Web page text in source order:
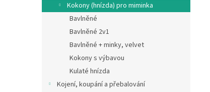
Kokony (hnízda) pro miminka
Bavlněné
Bavlněné 2v1
Bavlněné + minky, velvet
Kokony s výbavou
Kulaté hnízda
Kojení, koupání a přebalování